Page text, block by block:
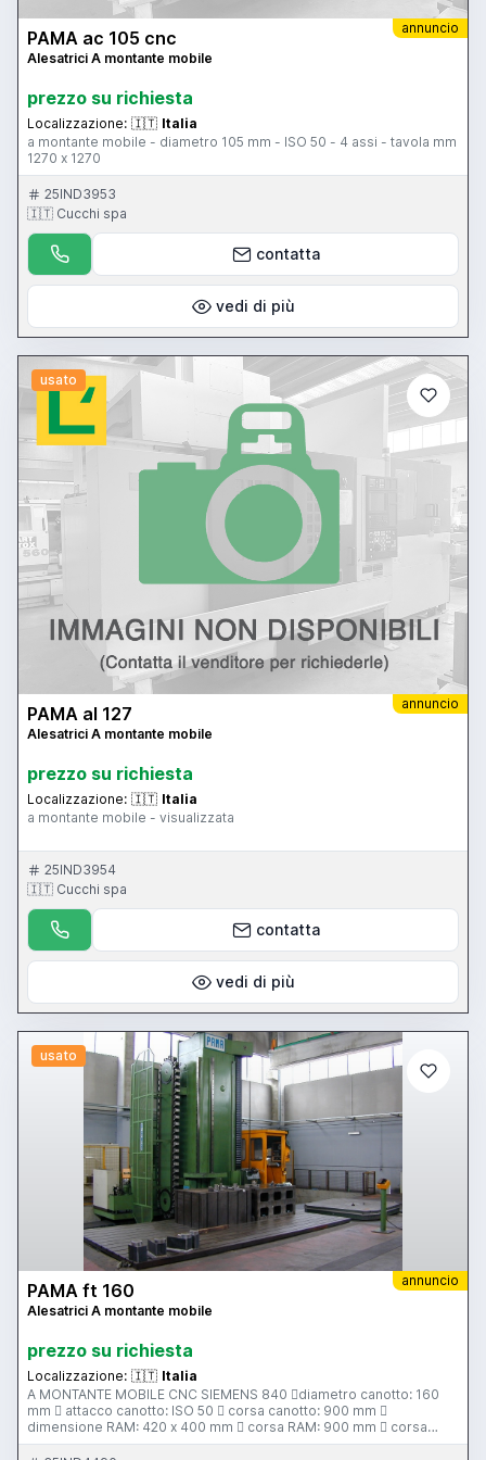
annuncio
PAMA ac 105 cnc
Alesatrici A montante mobile
prezzo su richiesta
Localizzazione: 🇮🇹 Italia
a montante mobile - diametro 105 mm - ISO 50 - 4 assi - tavola mm
1270 x 1270
25IND3953
🇮🇹 Cucchi spa
contatta
vedi di più
usato
annuncio
PAMA al 127
Alesatrici A montante mobile
prezzo su richiesta
Localizzazione: 🇮🇹 Italia
a montante mobile - visualizzata
25IND3954
🇮🇹 Cucchi spa
contatta
vedi di più
usato
annuncio
PAMA ft 160
Alesatrici A montante mobile
prezzo su richiesta
Localizzazione: 🇮🇹 Italia
A MONTANTE MOBILE CNC SIEMENS 840 diametro canotto: 160
mm  attacco canotto: ISO 50  corsa canotto: 900 mm 
dimensione RAM: 420 x 400 mm  corsa RAM: 900 mm  corsa
longitudinale: 10000 mm  corsa verticale: 3600 mm  tipologia di